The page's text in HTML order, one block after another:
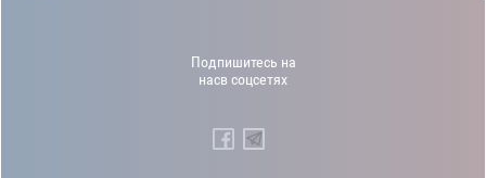
Подпишитесь на
насв соцсетях